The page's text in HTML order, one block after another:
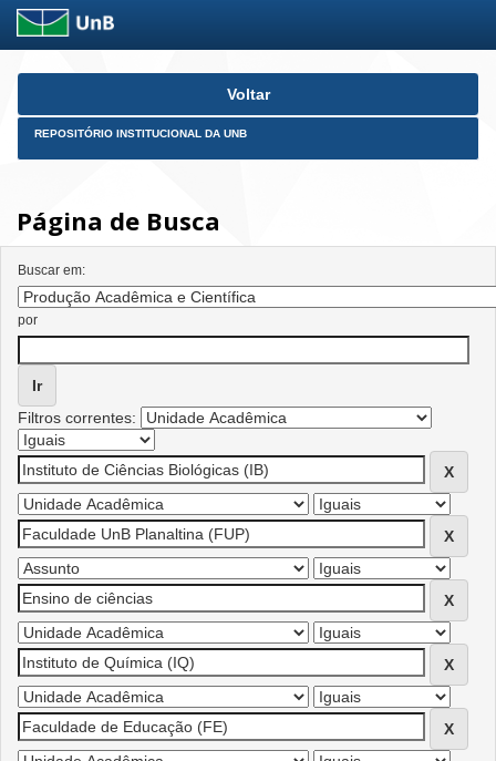
Skip
Voltar
REPOSITÓRIO INSTITUCIONAL DA UNB
Página de Busca
Buscar em:
por
Filtros correntes: